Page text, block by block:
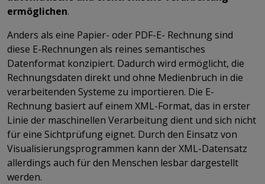
ermöglichen.
Anders als eine Papier- oder PDF-E- Rechnung sind
diese E-Rechnungen als reines semantisches
Datenformat konzipiert. Dadurch wird ermöglicht, die
Rechnungsdaten direkt und ohne Medienbruch in die
verarbeitenden Systeme zu importieren. Die E-
Rechnung basiert auf einem XML-Format, das in erster
Linie der maschinellen Verarbeitung dient und sich nicht
für eine Sichtprüfung eignet. Durch den Einsatz von
Visualisierungsprogrammen kann der XML-Datensatz
allerdings auch für den Menschen lesbar dargestellt
werden.